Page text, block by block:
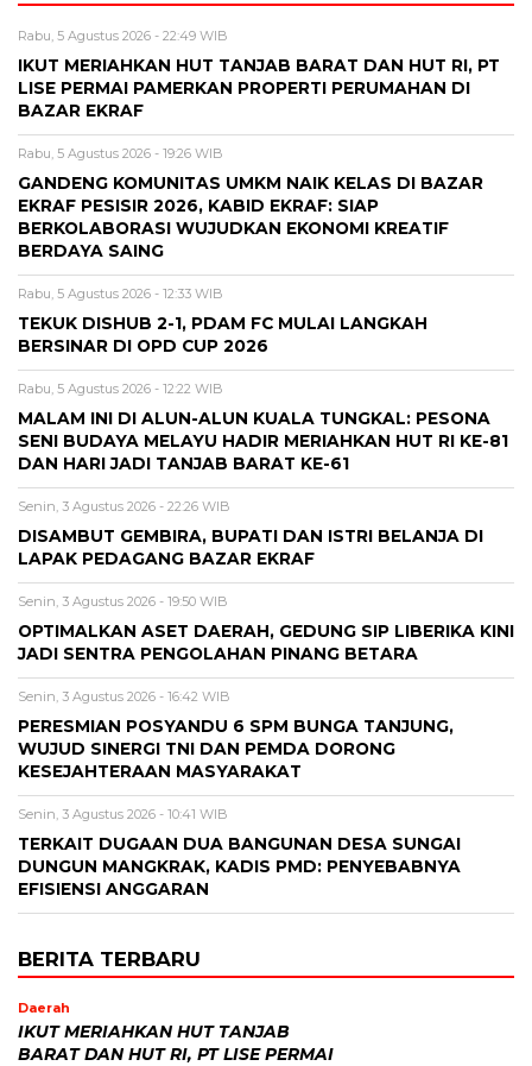
Rabu, 5 Agustus 2026 - 22:49 WIB
IKUT MERIAHKAN HUT TANJAB BARAT DAN HUT RI, PT
LISE PERMAI PAMERKAN PROPERTI PERUMAHAN DI
BAZAR EKRAF
Rabu, 5 Agustus 2026 - 19:26 WIB
GANDENG KOMUNITAS UMKM NAIK KELAS DI BAZAR
EKRAF PESISIR 2026, KABID EKRAF: SIAP
BERKOLABORASI WUJUDKAN EKONOMI KREATIF
BERDAYA SAING
Rabu, 5 Agustus 2026 - 12:33 WIB
TEKUK DISHUB 2-1, PDAM FC MULAI LANGKAH
BERSINAR DI OPD CUP 2026
Rabu, 5 Agustus 2026 - 12:22 WIB
MALAM INI DI ALUN-ALUN KUALA TUNGKAL: PESONA
SENI BUDAYA MELAYU HADIR MERIAHKAN HUT RI KE-81
DAN HARI JADI TANJAB BARAT KE-61
Senin, 3 Agustus 2026 - 22:26 WIB
DISAMBUT GEMBIRA, BUPATI DAN ISTRI BELANJA DI
LAPAK PEDAGANG BAZAR EKRAF
Senin, 3 Agustus 2026 - 19:50 WIB
OPTIMALKAN ASET DAERAH, GEDUNG SIP LIBERIKA KINI
JADI SENTRA PENGOLAHAN PINANG BETARA
Senin, 3 Agustus 2026 - 16:42 WIB
PERESMIAN POSYANDU 6 SPM BUNGA TANJUNG,
WUJUD SINERGI TNI DAN PEMDA DORONG
KESEJAHTERAAN MASYARAKAT
Senin, 3 Agustus 2026 - 10:41 WIB
TERKAIT DUGAAN DUA BANGUNAN DESA SUNGAI
DUNGUN MANGKRAK, KADIS PMD: PENYEBABNYA
EFISIENSI ANGGARAN
BERITA TERBARU
Daerah
IKUT MERIAHKAN HUT TANJAB
BARAT DAN HUT RI, PT LISE PERMAI